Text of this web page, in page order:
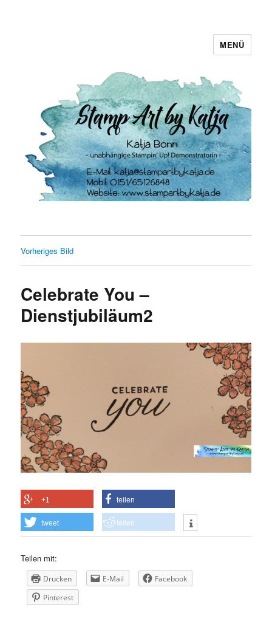
MENÜ
Vorheriges Bild
Celebrate You –
Dienstjubiläum2
+1 teilen
tweet teilen
Teilen mit:
Drucken E-Mail
Facebook
Pinterest